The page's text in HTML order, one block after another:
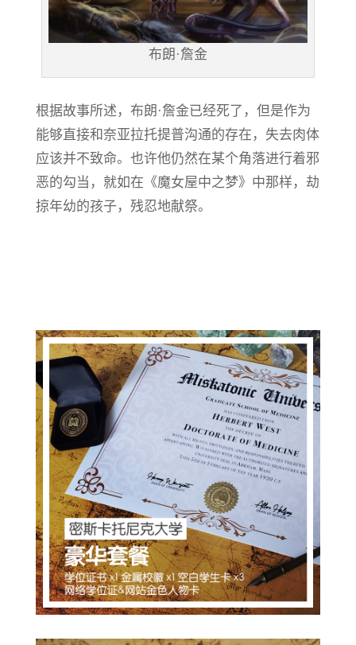
布朗·詹金
根据故事所述，布朗·詹金已经死了，但是作为
能够直接和奈亚拉托提普沟通的存在，失去肉体
应该并不致命。也许他仍然在某个角落进行着邪
恶的勾当，就如在《魔女屋中之梦》中那样，劫
掠年幼的孩子，残忍地献祭。